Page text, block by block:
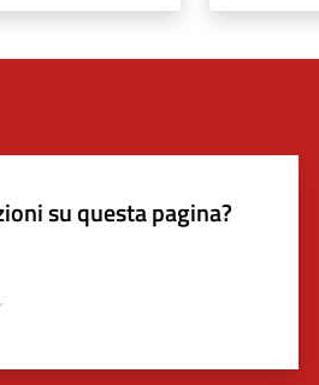
su questa pagina?